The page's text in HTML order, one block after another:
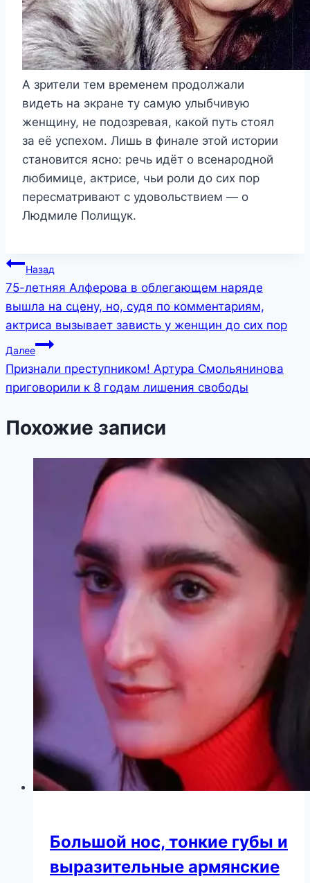
А зрители тем временем продолжали
видеть на экране ту самую улыбчивую
женщину, не подозревая, какой путь стоял
за её успехом. Лишь в финале этой истории
становится ясно: речь идёт о всенародной
любимице, актрисе, чьи роли до сих пор
пересматривают с удовольствием — о
Людмиле Полищук.
Навигация
по
записям
Назад
75-летняя Алферова в облегающем наряде
вышла на сцену, но, судя по комментариям,
актриса вызывает зависть у женщин до сих пор
Далее
Признали преступником! Артура Смольянинова
приговорили к 8 годам лишения свободы
Похожие записи
Большой нос, тонкие губы и
выразительные армянские